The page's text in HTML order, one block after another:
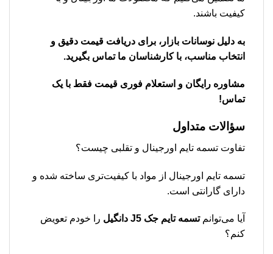
کیفیت باشند.
به دلیل نوسانات بازار، برای دریافت قیمت دقیق و
انتخاب مناسب، با کارشناسان ما تماس بگیرید.
مشاوره رایگان و استعلام فوری قیمت فقط با یک
تماس!
سؤالات متداول
تفاوت تسمه تایم اورجینال و تقلبی چیست؟
تسمه تایم اورجینال از مواد با کیفیت‌تری ساخته شده و
دارای گارانتی است.
آیا می‌توانمتسمه تایم جک J5 دانگیل
را خودم تعویض
کنم؟